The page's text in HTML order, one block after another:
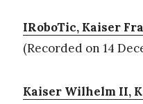
IRoboTic, Kaiser
(Recorded on 14
Kaiser Wilhelm II,